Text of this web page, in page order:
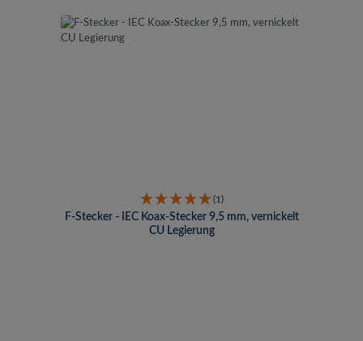
(1)
F-Stecker - IEC Koax-Stecker 9,5 mm, vernickelt
CU Legierung